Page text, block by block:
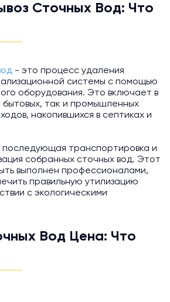
Сточных Вод: Что
- это процесс удаления
системы с помощью
оборудования. Это включает в
бытовых, так и промышленных
накопившихся в септиках и
последующая транспортировка и
собранных сточных вод. Этот
выполнен профессионалами,
правильную утилизацию
с экологическими
Вод Цена: Что